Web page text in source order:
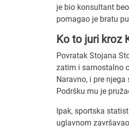
je bio konsultant
pomagao je bratu
Ko to juri kroz
Povratak Stojana
zatim i samostalno
Naravno, i pre
Podršku mu je
Ipak, sportska
uglavnom